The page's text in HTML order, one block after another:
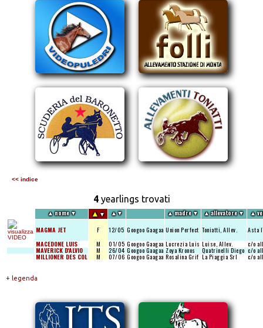
<< indice
4yearlings trovati
▲nome▼ ▲▼ ▲▼ ▲madre▼ ▲allevatore▼ ▲
MAGMA JET F 12/05 Googoo Gaagaa Union Perfect Toniatti, Allev.
Asta
MACEDONE LUIS
M 01/05 Googoo Gaagaa Lucrezia Luis Luise, Allev. c/o
MAVERICK D'ALVIO M 26/04 Googoo Gaagaa Zoya Kronos Quatrinelli Diego c/o
MILLIONER DES COL M 07/06 Googoo Gaagaa Rosalina Grif La Piaggia Srl c/o
+ legenda